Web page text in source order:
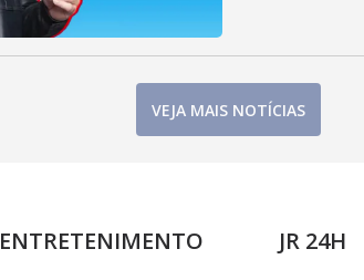
VEJA MAIS NOTÍCIAS
ENTRETENIMENTO JR 24H